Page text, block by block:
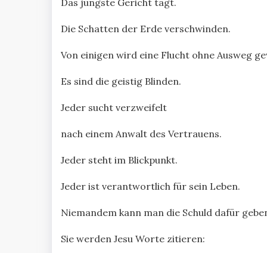
Das jüngste Gericht tagt.
Die Schatten der Erde verschwinden.
Von einigen wird eine Flucht ohne Ausweg
Es sind die geistig Blinden.
Jeder sucht verzweifelt
nach einem Anwalt des Vertrauens.
Jeder steht im Blickpunkt.
Jeder ist verantwortlich für sein Leben.
Niemandem kann man die Schuld dafür
Sie werden Jesu Worte zitieren: